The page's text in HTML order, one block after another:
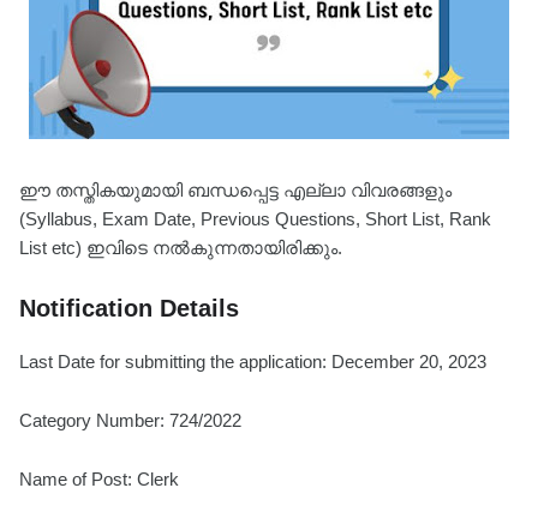
ഈ തസ്തികയുമായി ബന്ധപ്പെട്ട എല്ലാ വിവരങ്ങളും
(Syllabus, Exam Date, Previous Questions, Short List, Rank
List etc) ഇവിടെ നൽകുന്നതായിരിക്കും.
Notification Details
Last Date for submitting the application: December 20, 2023
Category Number: 724/2022
Name of Post: Clerk